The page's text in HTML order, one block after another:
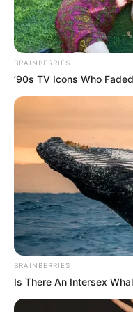
TEMAS
ANDREINA FIALLO
MANTÉNGASE
favor,
ACTIVAR AHORA
TEMAS
EMERGENCIAS
BRAINBERRIES
’90s TV Icons Who
BRAINBERRIES
Is There An Intersex